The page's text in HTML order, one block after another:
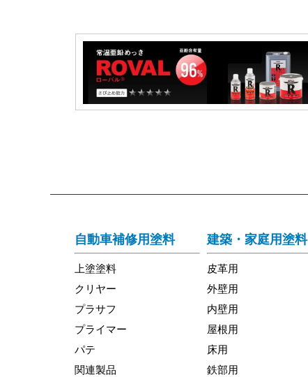
自動車補修用塗料
上塗塗料
クリヤー
プラサフ
プライマー
パテ
関連製品
建築・家庭用塗料
皮革用
外壁用
内壁用
屋根用
床用
鉄部用